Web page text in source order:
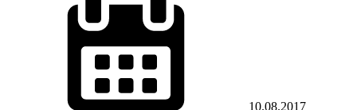
10.08.2017